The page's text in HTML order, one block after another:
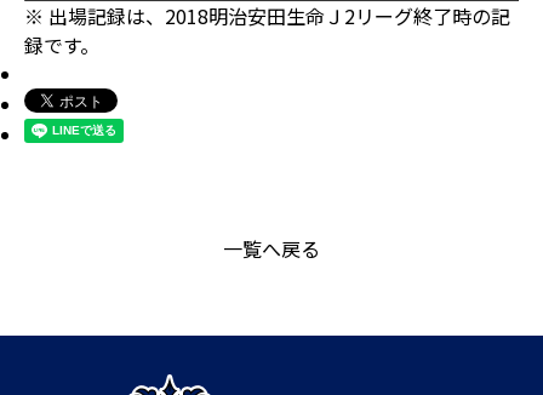
※ 出場記録は、2018明治安田生命Ｊ2リーグ終了時の記
録です。
一覧へ戻る